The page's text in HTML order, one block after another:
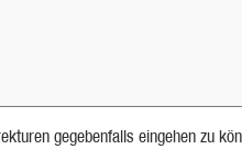
gegebenfalls eingehen zu